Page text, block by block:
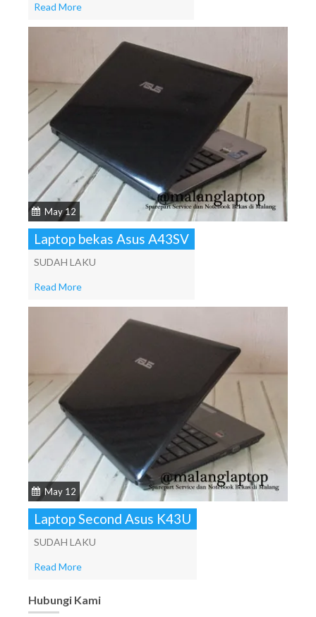
Read More
May 12
Laptop bekas Asus A43SV
SUDAH LAKU
Read More
May 12
Laptop Second Asus K43U
SUDAH LAKU
Read More
Hubungi Kami